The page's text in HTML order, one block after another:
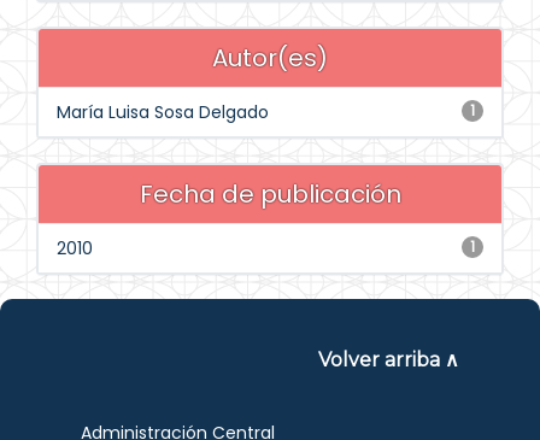
Autor(es)
1
María Luisa Sosa Delgado
Fecha de publicación
1
2010
Volver arriba ∧
Administración Central